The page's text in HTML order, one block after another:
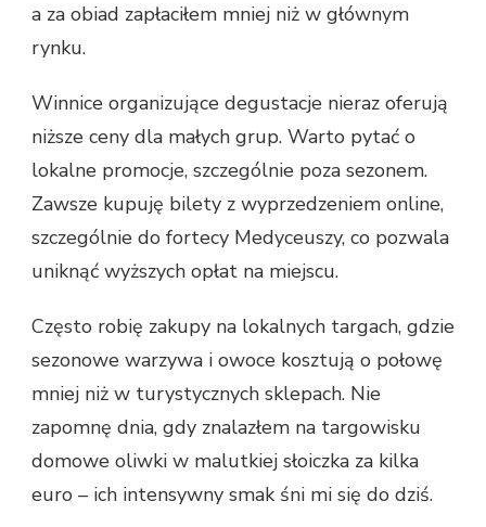
a za obiad zapłaciłem mniej niż w głównym
rynku.
Winnice organizujące degustacje nieraz oferują
niższe ceny dla małych grup. Warto pytać o
lokalne promocje, szczególnie poza sezonem.
Zawsze kupuję bilety z wyprzedzeniem online,
szczególnie do fortecy Medyceuszy, co pozwala
uniknąć wyższych opłat na miejscu.
Często robię zakupy na lokalnych targach, gdzie
sezonowe warzywa i owoce kosztują o połowę
mniej niż w turystycznych sklepach. Nie
zapomnę dnia, gdy znalazłem na targowisku
domowe oliwki w malutkiej słoiczka za kilka
euro – ich intensywny smak śni mi się do dziś.